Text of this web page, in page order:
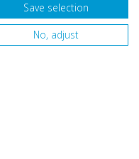
Snowgemiddeld met een
Save selection
No, adjust